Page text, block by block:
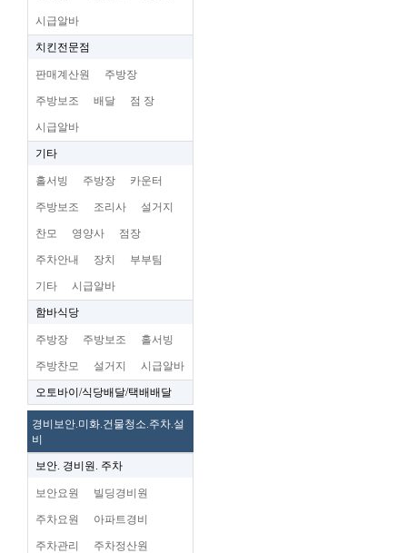
시급알바
치킨전문점
판매계산원 주방장
주방보조 배달 점 장
시급알바
기타
홀서빙 주방장 카운터
주방보조 조리사 설거지
찬모 영양사 점장
주차안내 장치 부부팀
기타 시급알바
함바식당
주방장 주방보조 홀서빙
주방찬모 설거지 시급알바
오토바이/식당배달/택배배달
경비보안.미화.건물청소.주차.설
비
보안. 경비원. 주차
보안요원 빌딩경비원
주차요원 아파트경비
주차관리 주차정산원